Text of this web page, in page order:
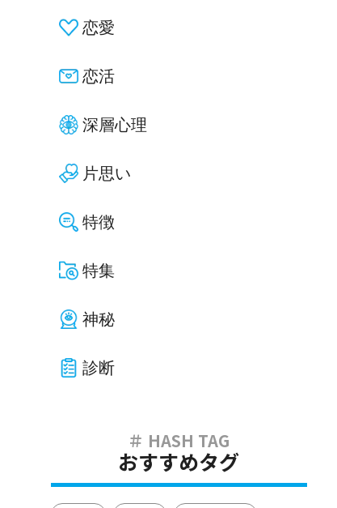
恋愛
恋活
深層心理
片思い
特徴
特集
神秘
診断
おすすめタグ